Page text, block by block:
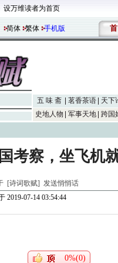
设万维读者为首页
简体 繁体 手机版 首
五 味 斋 茗香茶语
天下
史地人物
军事天地 跨国
考察，坐飞机
[诗词歌赋] 发送悄悄话
2019-07-14 03:54:44
0%(0)